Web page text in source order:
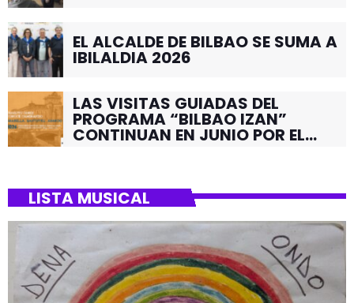
EL ALCALDE DE BILBAO SE SUMA A
IBILALDIA 2026
LAS VISITAS GUIADAS DEL
PROGRAMA “BILBAO IZAN”
CONTINUAN EN JUNIO POR EL
LISTA MUSICAL